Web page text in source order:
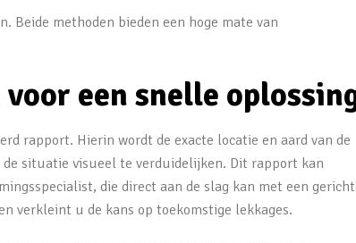
Beide methoden bieden een hoge mate van
een snelle
rapport. Hierin wordt de exacte locatie en aard van de
de situatie visueel te verduidelijken. Dit rapport kan
die direct aan de slag kan met een
verkleint u de kans op toekomstige lekkages.